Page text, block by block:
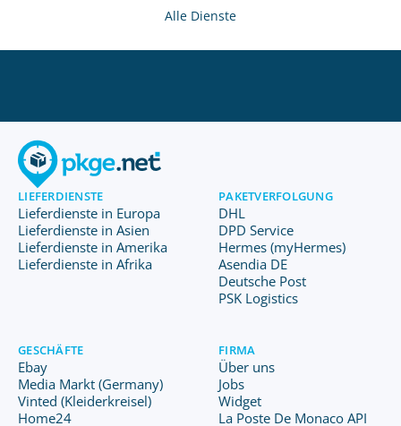
Alle Dienste
LIEFERDIENSTE
Lieferdienste in Europa
Lieferdienste in Asien
Lieferdienste in Amerika
Lieferdienste in Afrika
PAKETVERFOLGUNG
DHL
DPD Service
Hermes (myHermes)
Asendia DE
Deutsche Post
PSK Logistics
GESCHÄFTE
Ebay
Media Markt (Germany)
Vinted (Kleiderkreisel)
Home24
FIRMA
Über uns
Jobs
Widget
La Poste De Monaco API